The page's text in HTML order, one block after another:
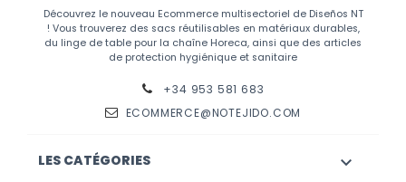
Découvrez le nouveau Ecommerce multisectoriel de Diseños NT
! Vous trouverez des sacs réutilisables en matériaux durables,
du linge de table pour la chaîne Horeca, ainsi que des articles
de protection hygiénique et sanitaire
+34 953 581 683
ECOMMERCE@NOTEJIDO.COM
LES CATÉGORIES 